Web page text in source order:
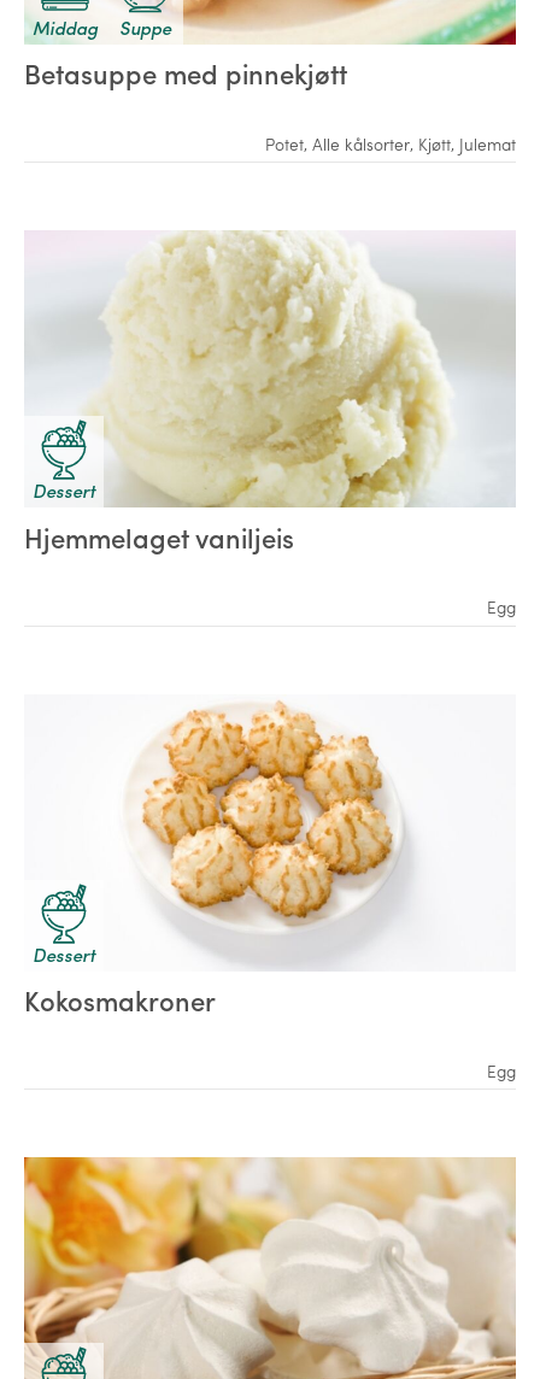
Middag Suppe
Betasuppe med pinnekjøtt
Potet, Alle kålsorter, Kjøtt, Julemat
Dessert
Hjemmelaget vaniljeis
Egg
Dessert
Kokosmakroner
Egg